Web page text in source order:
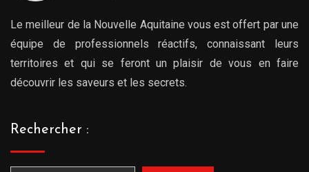
Le meilleur de la Nouvelle Aquitaine vous est offert par une
équipe de professionnels réactifs, connaissant leurs
territoires et qui se feront un plaisir de vous en faire
découvrir les saveurs et les secrets.
Rechercher :